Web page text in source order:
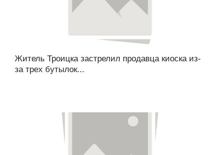
Житель Троицка застрелил продавца киоска из-
за трех бутылок...